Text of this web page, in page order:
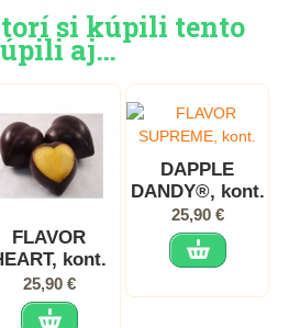
si kúpili tento
aj…
FLAVOR
kont.
25,90 €
DAPPLE
DANDY®, kont.
25,90 €